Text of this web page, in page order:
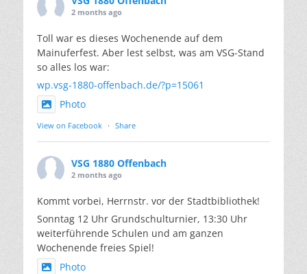
2 months ago
Toll war es dieses Wochenende auf dem
Mainuferfest. Aber lest selbst, was am VSG-Stand
so alles los war:
wp.vsg-1880-offenbach.de/?p=15061
Photo
View on Facebook · Share
VSG 1880 Offenbach
2 months ago
Kommt vorbei, Herrnstr. vor der Stadtbibliothek!
Sonntag 12 Uhr Grundschulturnier, 13:30 Uhr
weiterführende Schulen und am ganzen
Wochenende freies Spiel!
Photo